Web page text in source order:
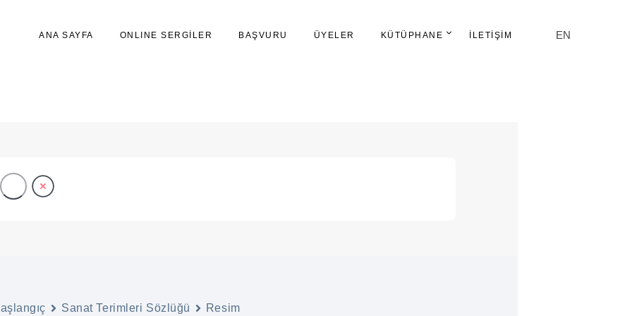
ANA SAYFA ONLINE SERGİLER BAŞVURU ÜYELER KÜTÜPHANE İLETIŞIM
Renkler
Sanat Terimleri Sözlüğü Resim
EN